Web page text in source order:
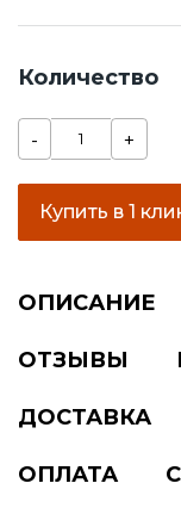
Количество
- +
Купить в 1
ОПИСАНИЕ
ОТЗЫВЫ
ДОСТАВКА
ОПЛАТА